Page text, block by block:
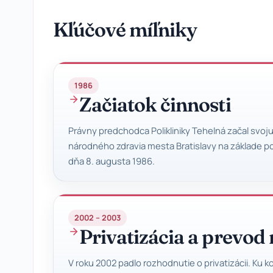
Kľúčové míľniky
1986
Začiatok činnosti
Právny predchodca Polikliniky Tehelná začal
národného zdravia mesta Bratislavy na základe
dňa 8. augusta 1986.
2002 – 2003
Privatizácia a prevod
V roku 2002 padlo rozhodnutie o privatizácii. Ku